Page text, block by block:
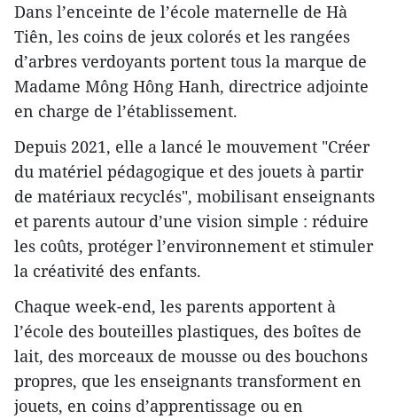
Dans l’enceinte de l’école maternelle de Hà
Tiên, les coins de jeux colorés et les rangées
d’arbres verdoyants portent tous la marque de
Madame Mông Hông Hanh, directrice adjointe
en charge de l’établissement.
Depuis 2021, elle a lancé le mouvement "Créer
du matériel pédagogique et des jouets à partir
de matériaux recyclés", mobilisant enseignants
et parents autour d’une vision simple : réduire
les coûts, protéger l’environnement et stimuler
la créativité des enfants.
Chaque week-end, les parents apportent à
l’école des bouteilles plastiques, des boîtes de
lait, des morceaux de mousse ou des bouchons
propres, que les enseignants transforment en
jouets, en coins d’apprentissage ou en